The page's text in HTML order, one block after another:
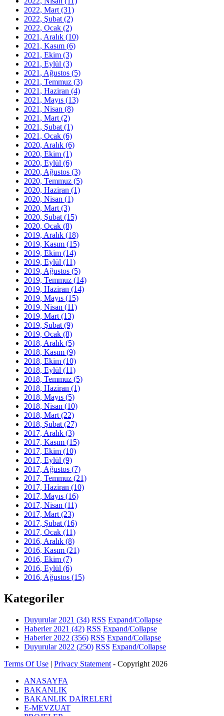
2022, Mart (31)
2022, Şubat (2)
2022, Ocak (2)
2021, Aralık (10)
2021, Kasım (6)
2021, Ekim (3)
2021, Eylül (3)
2021, Ağustos (5)
2021, Temmuz (3)
2021, Haziran (4)
2021, Mayıs (13)
2021, Nisan (8)
2021, Mart (2)
2021, Şubat (1)
2021, Ocak (6)
2020, Aralık (6)
2020, Ekim (1)
2020, Eylül (6)
2020, Ağustos (3)
2020, Temmuz (5)
2020, Haziran (1)
2020, Nisan (1)
2020, Mart (3)
2020, Şubat (15)
2020, Ocak (8)
2019, Aralık (18)
2019, Kasım (15)
2019, Ekim (14)
2019, Eylül (11)
2019, Ağustos (5)
2019, Temmuz (14)
2019, Haziran (14)
2019, Mayıs (15)
2019, Nisan (11)
2019, Mart (13)
2019, Şubat (9)
2019, Ocak (8)
2018, Aralık (5)
2018, Kasım (9)
2018, Ekim (10)
2018, Eylül (11)
2018, Temmuz (5)
2018, Haziran (1)
2018, Mayıs (5)
2018, Nisan (10)
2018, Mart (22)
2018, Şubat (27)
2017, Aralık (3)
2017, Kasım (15)
2017, Ekim (10)
2017, Eylül (9)
2017, Ağustos (7)
2017, Temmuz (21)
2017, Haziran (10)
2017, Mayıs (16)
2017, Nisan (11)
2017, Mart (23)
2017, Şubat (16)
2017, Ocak (11)
2016, Aralık (8)
2016, Kasım (21)
2016, Ekim (7)
2016, Eylül (6)
2016, Ağustos (15)
Kategoriler
Duyurular 2021 (34) RSS Expand/Collapse
Haberler 2021 (42) RSS Expand/Collapse
Haberler 2022 (356) RSS Expand/Collapse
Duyurular 2022 (250) RSS Expand/Collapse
Terms Of Use | Privacy Statement - Copyright 2026
ANASAYFA
BAKANLIK
BAKANLIK DAİRELERİ
E-MEVZUAT